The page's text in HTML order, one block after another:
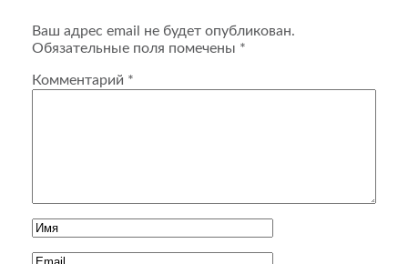
Ваш адрес email не будет опубликован.
Обязательные поля помечены *
Комментарий *